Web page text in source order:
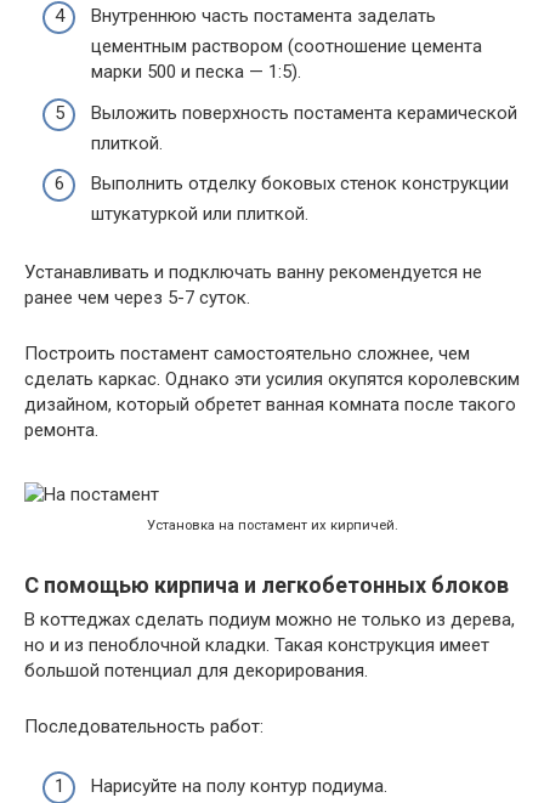
Внутреннюю часть постамента заделать
цементным раствором (соотношение цемента
марки 500 и песка — 1:5).
Выложить поверхность постамента керамической
плиткой.
Выполнить отделку боковых стенок конструкции
штукатуркой или плиткой.
Устанавливать и подключать ванну рекомендуется не
ранее чем через 5-7 суток.
Построить постамент самостоятельно сложнее, чем
сделать каркас. Однако эти усилия окупятся королевским
дизайном, который обретет ванная комната после такого
ремонта.
Установка на постамент их кирпичей.
С помощью кирпича и легкобетонных блоков
В коттеджах сделать подиум можно не только из дерева,
но и из пеноблочной кладки. Такая конструкция имеет
большой потенциал для декорирования.
Последовательность работ:
Нарисуйте на полу контур подиума.